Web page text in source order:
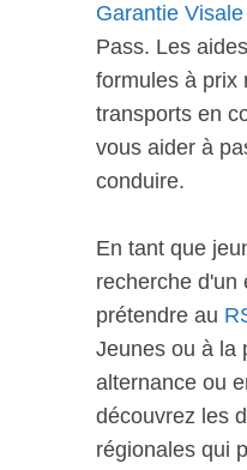
Garantie Visale
Pass. Les
formules à prix
transports en
vous aider à
conduire.
En tant que
recherche d'un
prétendre au
Jeunes ou à la
alternance ou
découvrez les
régionales qui